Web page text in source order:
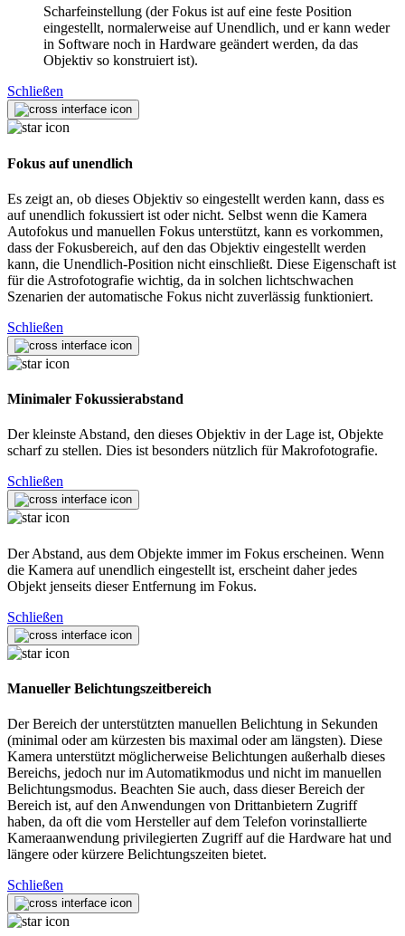
Scharfeinstellung (der Fokus ist auf eine feste Position
eingestellt, normalerweise auf Unendlich, und er kann weder
in Software noch in Hardware geändert werden, da das
Objektiv so konstruiert ist).
Schließen
Fokus auf unendlich
Es zeigt an, ob dieses Objektiv so eingestellt werden kann, dass es
auf unendlich fokussiert ist oder nicht. Selbst wenn die Kamera
Autofokus und manuellen Fokus unterstützt, kann es vorkommen,
dass der Fokusbereich, auf den das Objektiv eingestellt werden
kann, die Unendlich-Position nicht einschließt. Diese Eigenschaft ist
für die Astrofotografie wichtig, da in solchen lichtschwachen
Szenarien der automatische Fokus nicht zuverlässig funktioniert.
Schließen
Minimaler Fokussierabstand
Der kleinste Abstand, den dieses Objektiv in der Lage ist, Objekte
scharf zu stellen. Dies ist besonders nützlich für Makrofotografie.
Schließen
Der Abstand, aus dem Objekte immer im Fokus erscheinen. Wenn
die Kamera auf unendlich eingestellt ist, erscheint daher jedes
Objekt jenseits dieser Entfernung im Fokus.
Schließen
Manueller Belichtungszeitbereich
Der Bereich der unterstützten manuellen Belichtung in Sekunden
(minimal oder am kürzesten bis maximal oder am längsten). Diese
Kamera unterstützt möglicherweise Belichtungen außerhalb dieses
Bereichs, jedoch nur im Automatikmodus und nicht im manuellen
Belichtungsmodus. Beachten Sie auch, dass dieser Bereich der
Bereich ist, auf den Anwendungen von Drittanbietern Zugriff
haben, da oft die vom Hersteller auf dem Telefon vorinstallierte
Kameraanwendung privilegierten Zugriff auf die Hardware hat und
längere oder kürzere Belichtungszeiten bietet.
Schließen